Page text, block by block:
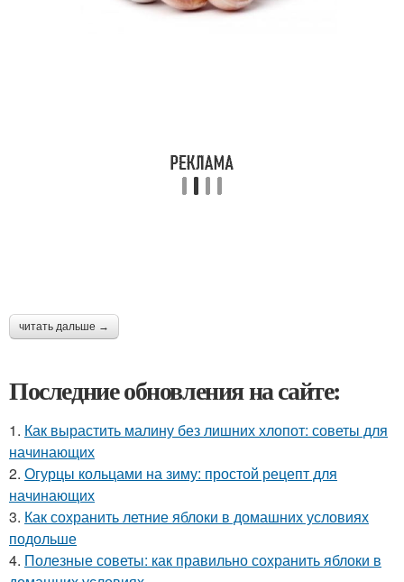
читать дальше →
Последние обновления на сайте:
1. Как вырастить малину без лишних хлопот: советы для
начинающих
2. Огурцы кольцами на зиму: простой рецепт для
начинающих
3. Как сохранить летние яблоки в домашних условиях
подольше
4. Полезные советы: как правильно сохранить яблоки в